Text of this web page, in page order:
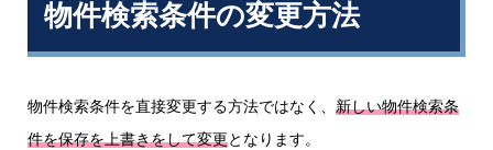
物件検索条件の変更方法
物件検索条件を直接変更する方法ではなく、 新しい物件検索条
件を保存を上書きをして変更となります。